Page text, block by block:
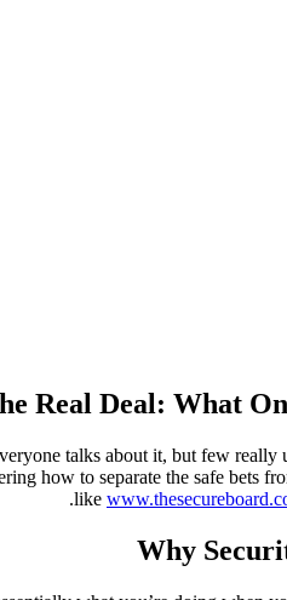
Real Deal: What
talks about it, but few
how to separate the safe bets
like
Why